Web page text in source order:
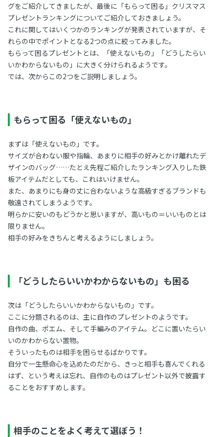
グをご紹介してきましたが、最後に「もらって困る」クリスマス
プレゼントランキングについてご紹介しておきましょう。
これに関してはいくつかのランキングが発表されていますが、そ
れらの中でポイントとなる2つの点に絞ってみました。
もらって困るプレゼントとは、「使えないもの」「どうしたらい
いかわからないもの」に大きく分けられるようです。
では、次からこの2つをご説明しましょう。
もらって困る「使えないもの」
まずは「使えないもの」です。
サイズが合わない服や指輪、あまりに相手の好みとかけ離れたデ
ザインのバッグ……たとえ先程ご紹介したランキング入りした鉄
板アイテムだとしても、これはいけません。
また、あまりにも身の丈に合わないような高級すぎるブランドも
敬遠されてしまうようです。
明らかに安いのもどうかと思いますが、高いもの＝いいものとは
限りません。
相手の好みをきちんと考えるようにしましょう。
「どうしたらいいかわからないもの」も困る
次は「どうしたらいいかわからないもの」です。
ここに分類されるのは、主に自作のプレゼントのようです。
自作の曲、ポエム、そして手編みのアイテム。どこに置いたらい
いのかわからない置物。
そういったものは相手を困らせるばかりです。
自分で一生懸命心を込めたのだから、きっと相手も喜んでくれる
はず、という考えは忘れ、自作のものはプレゼント以外で披露す
ることをおすすめします。
相手のことをよく考えて選ぼう！